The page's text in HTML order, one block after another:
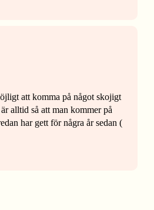
att komma på något skojigt
alltid så att man kommer på
har gett för några år sedan (